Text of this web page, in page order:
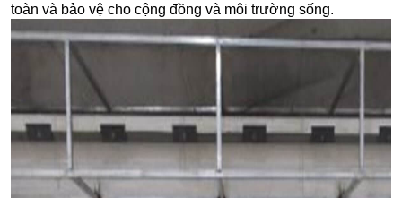
toàn và bảo vệ cho cộng đồng và môi trường sống.